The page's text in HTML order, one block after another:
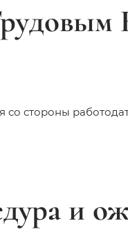
стороны
и